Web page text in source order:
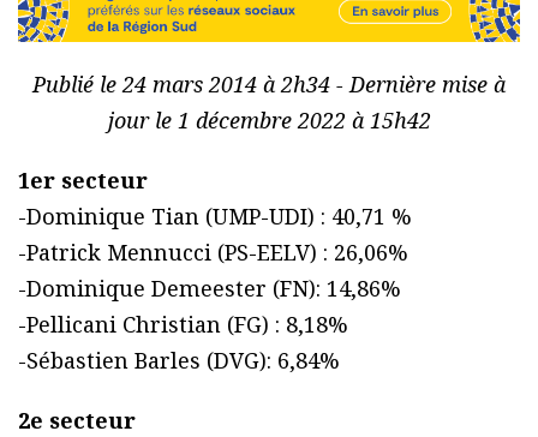
Publié le 24 mars 2014 à 2h34 - Dernière mise à
jour le 1 décembre 2022 à 15h42
1er secteur
-Dominique Tian (UMP-UDI) : 40,71 %
-Patrick Mennucci (PS-EELV) : 26,06%
-Dominique Demeester (FN): 14,86%
-Pellicani Christian (FG) : 8,18%
-Sébastien Barles (DVG): 6,84%
2e secteur